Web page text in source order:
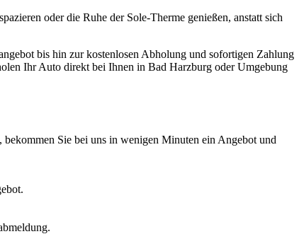
oder die Ruhe der Sole-Therme genießen, anstatt sich
bis hin zur kostenlosen Abholung und sofortigen Zahlung
Ihr Auto direkt bei Ihnen in Bad Harzburg oder Umgebung
Sie bei uns in wenigen Minuten ein Angebot und